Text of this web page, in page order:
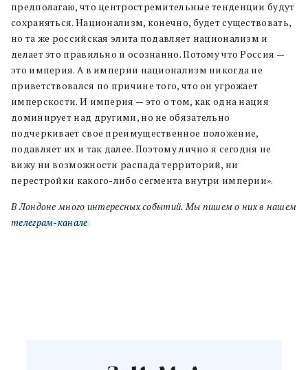
предполагаю, что центростремительные тенденции будут
сохраняться. Национализм, конечно, будет существовать,
но та же российская элита подавляет национализм и
делает это правильно и осознанно. Потому что Россия —
это империя. А в империи национализм никогда не
приветствовался по причине того, что он угрожает
имперскости. И империя — это о том, как одна нация
доминирует над другими, но не обязательно
подчеркивает свое преимущественное положение,
подавляет их и так далее. Поэтому лично я сегодня не
вижу ни возможности распада территорий, ни
перестройки какого-либо сегмента внутри империи».
В Лондоне много интересных событий. Мы пишем о них в нашем
телеграм-канале